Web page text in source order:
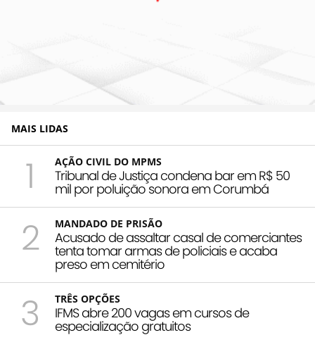
MAIS LIDAS
1 AÇÃO CIVIL DO MPMS
Tribunal de Justiça condena bar em R$ 50
mil por poluição sonora em Corumbá
2 MANDADO DE PRISÃO
Acusado de assaltar casal de comerciantes
tenta tomar armas de policiais e acaba
preso em cemitério
3 TRÊS OPÇÕES
IFMS abre 200 vagas em cursos de
especialização gratuitos